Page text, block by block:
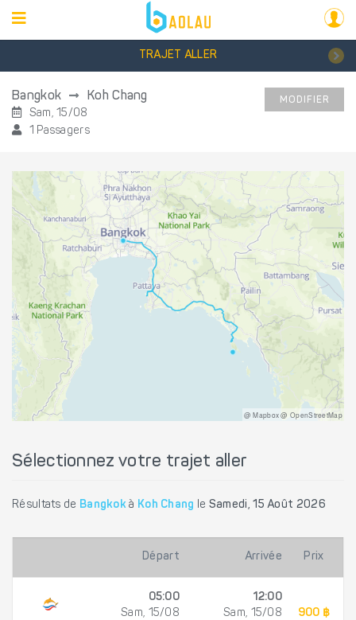
TRAJET ALLER
Bangkok Koh Chang
Sam, 15/08
1 Passagers
MODIFIER
@ Mapbox @ OpenStreetMap
Sélectionnez votre trajet aller
Résultats de Bangkok à Koh Chang le Samedi, 15 Août 2026
Départ Arrivée Prix
05:00
Sam, 15/08
12:00
Sam, 15/08
900 ฿